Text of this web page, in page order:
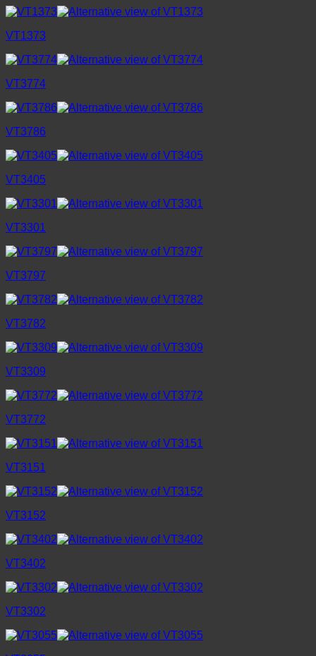
VT1373
VT3774
VT3786
VT3405
VT3301
VT3797
VT3782
VT3309
VT3772
VT3151
VT3152
VT3402
VT3302